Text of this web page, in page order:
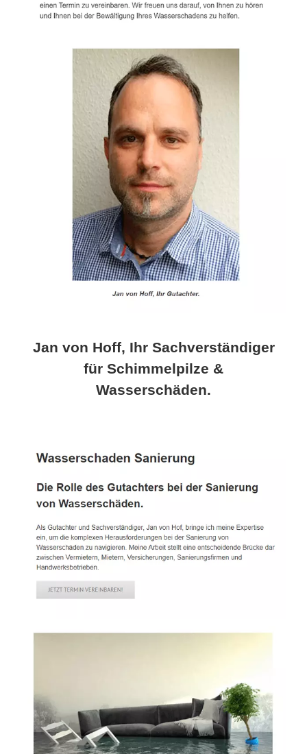
Jan von Hoff, Ihr Sachverständiger
für Schimmelpilze &
Wasserschäden.